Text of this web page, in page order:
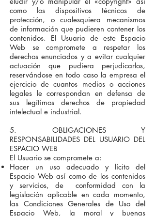
como los dispositivos técnicos de
protección, o cualesquiera mecanismos
de información que pudieren contener los
contenidos. El Usuario de este Espacio
Web se compromete a respetar los
derechos enunciados y a evitar cualquier
actuación que pudiera perjudicarlos,
reservándose en todo caso la empresa el
ejercicio de cuantos medios o acciones
legales le correspondan en defensa de
sus legítimos derechos de propiedad
intelectual e industrial.
5. OBLIGACIONES Y
RESPONSABILIDADES DEL USUARIO DEL
ESPACIO WEB
El Usuario se compromete a:
Hacer un uso adecuado y lícito del
Espacio Web así como de los contenidos
y servicios, de conformidad con la
legislación aplicable en cada momento,
las Condiciones Generales de Uso del
Espacio Web, la moral y buenas